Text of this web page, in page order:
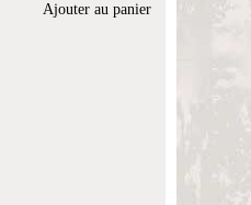
Ajouter au panier